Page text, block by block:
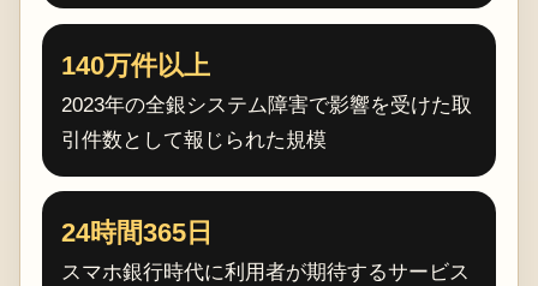
140万件以上
2023年の全銀システム障害で影響を受けた取
引件数として報じられた規模
24時間365日
スマホ銀行時代に利用者が期待するサービス